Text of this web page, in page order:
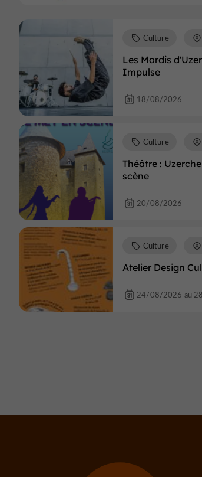
Les Mardis
Impulse
Culture
18/08/2026
Théâtre :
scène
Culture
20/08/2026
Atelier Design
Culture
24/08/2026 au